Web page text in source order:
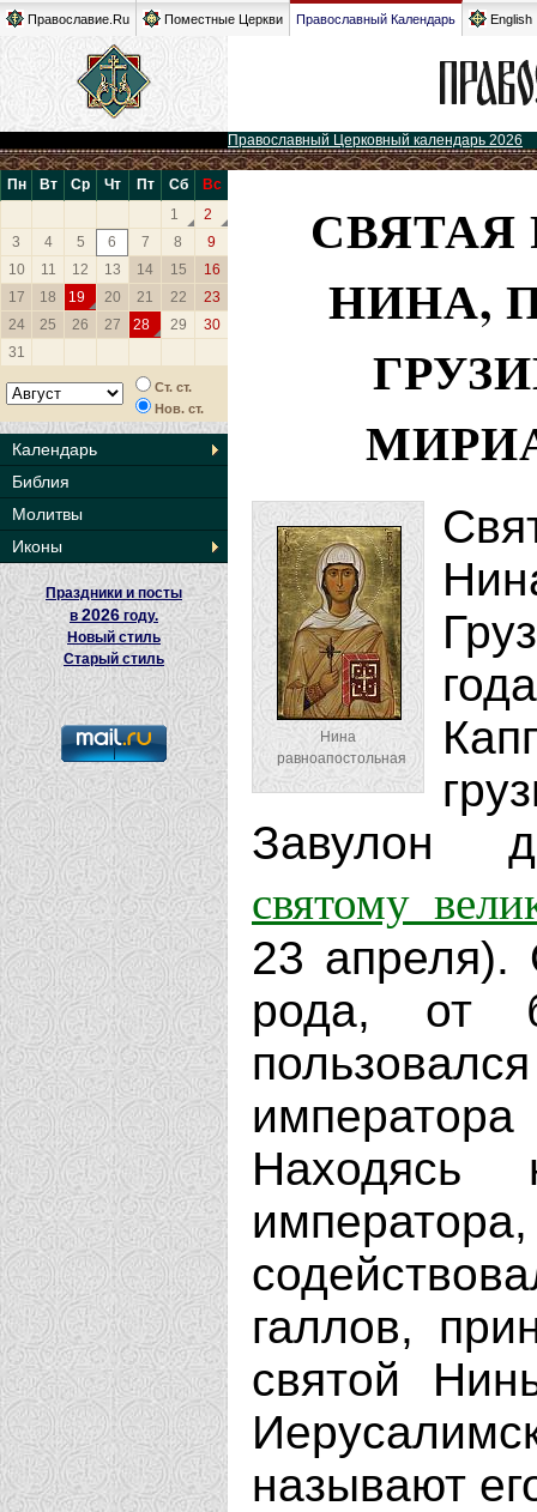
Православие.Ru Поместные Церкви Православный Календарь English
Православный Церковный календарь 2026
Пн Вт Ср Чт Пт Сб
Вс
1
2
3
4 5 6 7 8
9
10
11 12 13 14 15
16
17
18 19 20 21 22
23
24
25 26 27 28 29
30
31
Ст. ст.
Нов. ст.
Календарь
Библия
Молитвы
Иконы
Праздники и посты
в 2026 году.
Новый стиль
Старый стиль
НИНА,
Нина
равноапостольная
Завулон
святому
23 апреля).
рода, от
галлов,
святой
называют